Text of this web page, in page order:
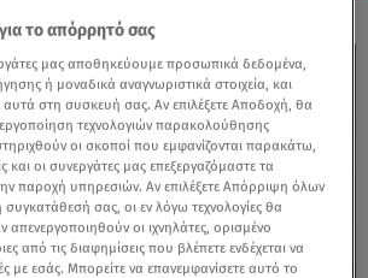
το απόρρητό σας
μας αποθηκεύουμε προσωπικά δεδομένα,
ή μοναδικά αναγνωριστικά στοιχεία, και
στη συσκευή σας. Αν επιλέξετε Αποδοχή, θα
τεχνολογιών παρακολούθησης
οι σκοποί που εμφανίζονται παρακάτω,
και οι συνεργάτες μας επεξεργαζόμαστε τα
παροχή υπηρεσιών. Αν επιλέξετε Απόρριψη όλων
σας, οι εν λόγω τεχνολογίες θα
απενεργοποιηθούν οι ιχνηλάτες, ορισμένο
από τις διαφημίσεις που βλέπετε ενδέχεται να
με εσάς. Μπορείτε να επανεμφανίσετε αυτό το